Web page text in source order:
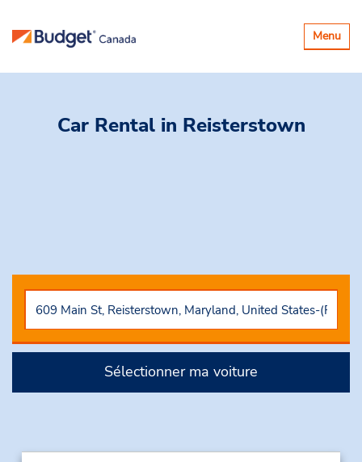
Basculer
la
Menu
Car Rental in Reisterstown
Sélectionner ma voiture